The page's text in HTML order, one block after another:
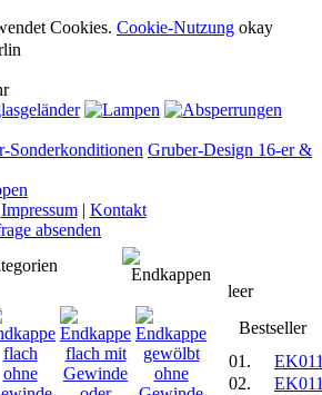
Cookies. Cookie-Nutzung okay
Sonderkonditionen Gruber-Design 16-er &
Impres­sum| Kontakt
absenden
leer
Best­seller
01.
02.